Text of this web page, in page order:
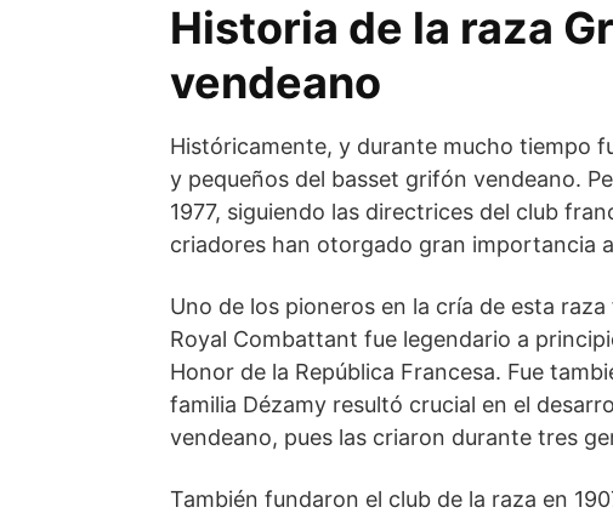
Historia de la raza
vendeano
Históricamente, y durante mucho tiempo
y pequeños del basset grifón vendeano.
1977, siguiendo las directrices del club
criadores han otorgado gran importancia
Uno de los pioneros en la cría de esta
Royal Combattant fue legendario a
Honor de la República Francesa. Fue
familia Dézamy resultó crucial en el
vendeano, pues las criaron durante tres
También fun­daron el club de la raza en